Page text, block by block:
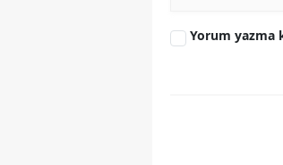
Yorum yazma